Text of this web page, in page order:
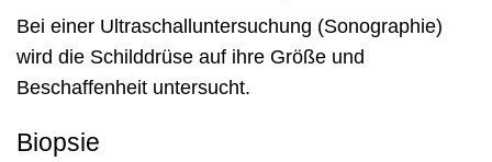
Bei einer Ultraschalluntersuchung (Sonographie)
wird die Schilddrüse auf ihre Größe und
Beschaffenheit untersucht.
Biopsie